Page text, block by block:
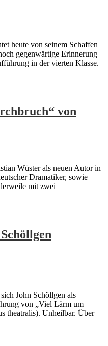
heute von seinem Schaffen
gegenwärtige Erinnerung
in der vierten Klasse.
von
Wüster als neuen Autor in
Dramatiker, sowie
mit zwei
John Schöllgen als
von „Viel Lärm um
theatralis). Unheilbar. Über